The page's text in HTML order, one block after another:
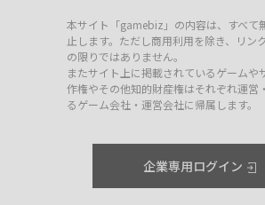
本サイト「gamebiz」の内容は、すべて
止します。ただし商用利用を除き、リン
の限りではありません。
またサイト上に掲載されているゲームや
作権やその他知的財産権はそれぞれ運営
るゲーム会社・運営会社に帰属します。
企業専用ログイン